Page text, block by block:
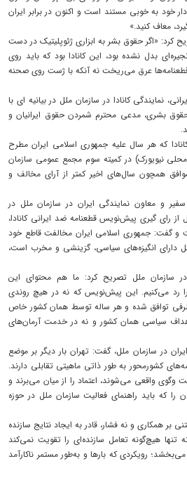
خود به‌ خوبی مستند است و اکنون در برابر ایران
معاف کنید.»
کرد: «اگر حقوق بشر به ابزاری ژئوپلیتیک در دست
بدل نشده بود، این کانادا بود که باید روی
عرق می‌ریخت نه آنکه با ژست روی صحنه
نمایندگی کانادا در سازمان ملل در بیانیه ای با
بشری، مدعی محترم شمردن حقوق ایرانیان و
که هر سال علیه جمهوری اسلامی ایران مطرح
نیویورک) در کمیته سوم مجمع عمومی سازمان
همچون سال‌های اخیر کمتر از آرای مخالف و
و معاون نمایندگی ایران در سازمان ملل در
رای گیری پیش‌نویس قطعنامه ضد ایرانی کانادا،
گفت: جمهوری اسلامی ایران مخالفت قاطع خود
دارای انگیزه‌های سیاسی، گزینشی و مخرب است،
در سازمان ملل تصریح کرد: ما هم محتوای این
می‌کنیم. این پیش‌نویس که نه در هیچ روندی
طرفی توافق شده و هر ساله توسط همان کشور خاص
سیاسی همان کشور و نه در خدمت آرمان‌های
در سازمان ملل، گفت: تهران بار دیگر بر موضع
کشورمحور به طور ذاتی ماهیتی تقابلی‌ دارند.
واقعی می‌شوند، اعتماد را از میان می‌برند و
که باید راهنمای فعالیت سازمان ملل در حوزه
بر همکاری و نه فشار، قادر به ایجاد نتایج سازنده
هیچ‌گونه تعامل سازنده‌ای را تقویت نمی‌کند
رویکردی که بارها و به‌طور مستمر ناکارآمد